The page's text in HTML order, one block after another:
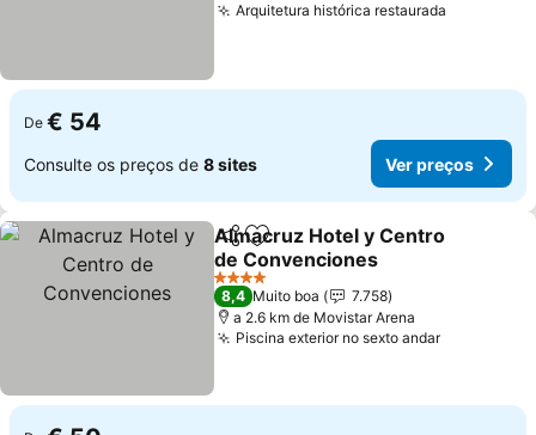
Arquitetura histórica restaurada
De € 54
Consulte os preços de 8 sites Ver preços
PartilharAdicionar aos favoritos
Almacruz Hotel y Centro
de Convenciones
Ver preços
4 Estrelas
8,4 Muito boa
7.758
a 2.6 km de Movistar Arena
Piscina exterior no sexto andarVer